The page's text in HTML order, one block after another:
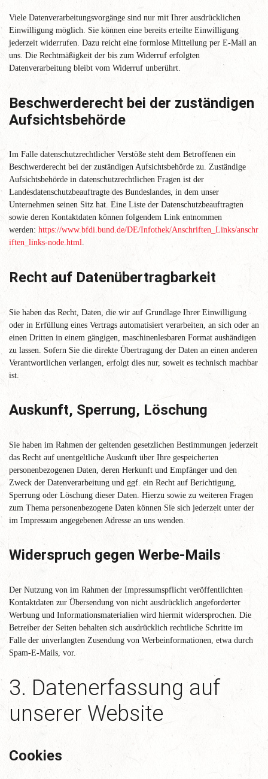
Viele Datenverarbeitungsvorgänge sind nur mit Ihrer ausdrücklichen
Einwilligung möglich. Sie können eine bereits erteilte Einwilligung
jederzeit widerrufen. Dazu reicht eine formlose Mitteilung per E-Mail an
uns. Die Rechtmäßigkeit der bis zum Widerruf erfolgten
Datenverarbeitung bleibt vom Widerruf unberührt.
Beschwerderecht bei der zuständigen
Aufsichtsbehörde
Im Falle datenschutzrechtlicher Verstöße steht dem Betroffenen ein
Beschwerderecht bei der zuständigen Aufsichtsbehörde zu. Zuständige
Aufsichtsbehörde in datenschutzrechtlichen Fragen ist der
Landesdatenschutzbeauftragte des Bundeslandes, in dem unser
Unternehmen seinen Sitz hat. Eine Liste der Datenschutzbeauftragten
sowie deren Kontaktdaten können folgendem Link entnommen
werden: https://www.bfdi.bund.de/DE/Infothek/Anschriften_Links/anschr
iften_links-node.html.
Recht auf Datenübertragbarkeit
Sie haben das Recht, Daten, die wir auf Grundlage Ihrer Einwilligung
oder in Erfüllung eines Vertrags automatisiert verarbeiten, an sich oder an
einen Dritten in einem gängigen, maschinenlesbaren Format aushändigen
zu lassen. Sofern Sie die direkte Übertragung der Daten an einen anderen
Verantwortlichen verlangen, erfolgt dies nur, soweit es technisch machbar
ist.
Auskunft, Sperrung, Löschung
Sie haben im Rahmen der geltenden gesetzlichen Bestimmungen jederzeit
das Recht auf unentgeltliche Auskunft über Ihre gespeicherten
personenbezogenen Daten, deren Herkunft und Empfänger und den
Zweck der Datenverarbeitung und ggf. ein Recht auf Berichtigung,
Sperrung oder Löschung dieser Daten. Hierzu sowie zu weiteren Fragen
zum Thema personenbezogene Daten können Sie sich jederzeit unter der
im Impressum angegebenen Adresse an uns wenden.
Widerspruch gegen Werbe-Mails
Der Nutzung von im Rahmen der Impressumspflicht veröffentlichten
Kontaktdaten zur Übersendung von nicht ausdrücklich angeforderter
Werbung und Informationsmaterialien wird hiermit widersprochen. Die
Betreiber der Seiten behalten sich ausdrücklich rechtliche Schritte im
Falle der unverlangten Zusendung von Werbeinformationen, etwa durch
Spam-E-Mails, vor.
3. Datenerfassung auf
unserer Website
Cookies